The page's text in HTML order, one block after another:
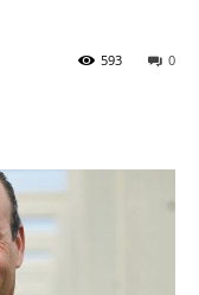
0
593